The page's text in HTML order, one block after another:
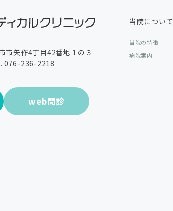
市矢作4丁目42番地１の３
076-236-2218
web問診
当院について
当院の特徴
病院案内